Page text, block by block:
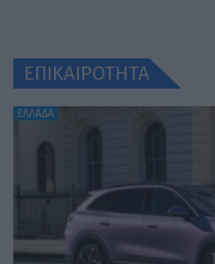
ΕΠΙΚΑΙΡΟΤΗΤΑ
ΕΛΛΑΔΑ